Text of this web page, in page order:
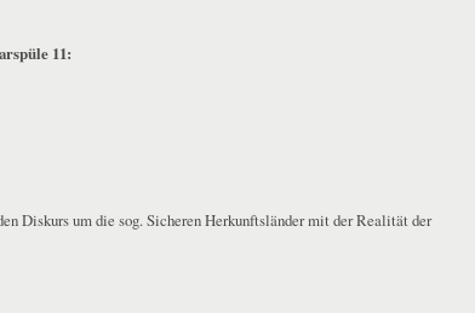
11:
Diskurs um die sog. Sicheren Herkunftsländer mit der Realität der